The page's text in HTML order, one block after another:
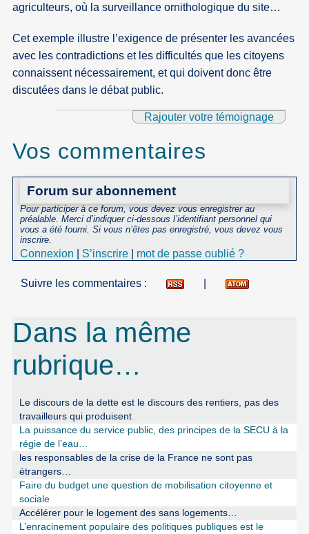
agriculteurs, où la surveillance ornithologique du site…
Cet exemple illustre l’exigence de présenter les avancées
avec les contradictions et les difficultés que les citoyens
connaissent nécessairement, et qui doivent donc être
discutées dans le débat public.
Rajouter votre témoignage
Vos commentaires
Forum sur abonnement
Pour participer à ce forum, vous devez vous enregistrer au
préalable. Merci d’indiquer ci-dessous l’identifiant personnel qui
vous a été fourni. Si vous n’êtes pas enregistré, vous devez vous
inscrire.
Connexion S’inscrire mot de passe oublié ?
Suivre les commentaires :
Dans la même
rubrique…
Le discours de la dette est le discours des rentiers, pas des
travailleurs qui produisent
La puissance du service public, des principes de la SECU à la
régie de l’eau…
les responsables de la crise de la France ne sont pas
étrangers…
Faire du budget une question de mobilisation citoyenne et
sociale
Accélérer pour le logement des sans logements…
L’enracinement populaire des politiques publiques est le